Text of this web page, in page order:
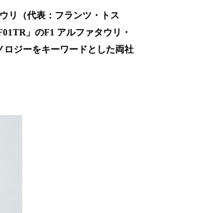
リ（代表：フランツ・トス
」のF1 アルファタウリ・
ロジーをキーワードとした両社